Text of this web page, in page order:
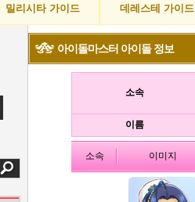
밀리시타 가이드 데레스테 가이드
아이돌마스터 아이돌 정보
소속
이름
소속 이미지